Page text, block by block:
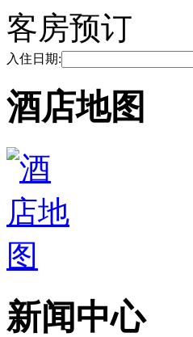
客房预订
入住日期:
酒店地图
新闻中心